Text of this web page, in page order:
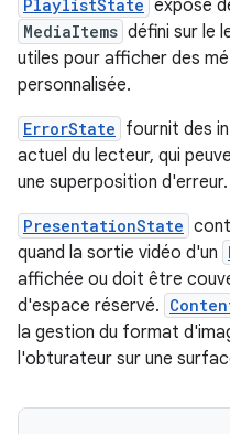
PlaylistState expose
MediaItems défini sur le
utiles pour afficher des
personnalisée.
ErrorState fournit des
actuel du lecteur, qui
une superposition d'erreur.
PresentationState
quand la sortie vidéo d'un
affichée ou doit être
d'espace réservé.
la gestion du format
l'obturateur sur une